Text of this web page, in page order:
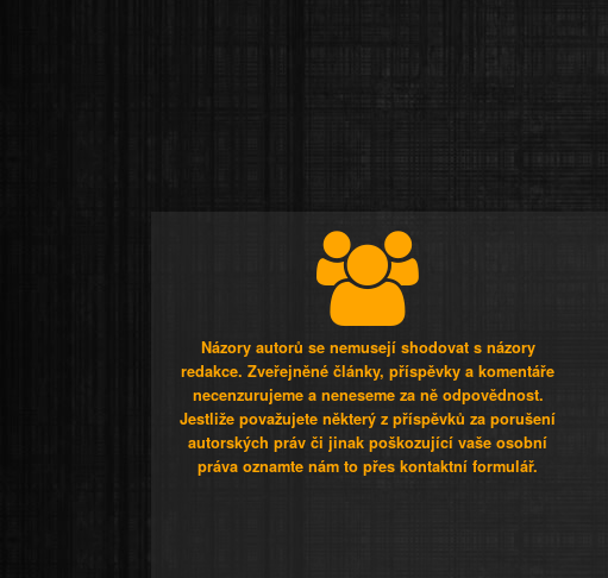
Názory autorů se nemusejí shodovat s názory
redakce. Zveřejněné články, příspěvky a komentáře
necenzurujeme a neneseme za ně odpovědnost.
Jestliže považujete některý z příspěvků za porušení
autorských práv či jinak poškozující vaše osobní
práva oznamte nám to přes kontaktní formulář.